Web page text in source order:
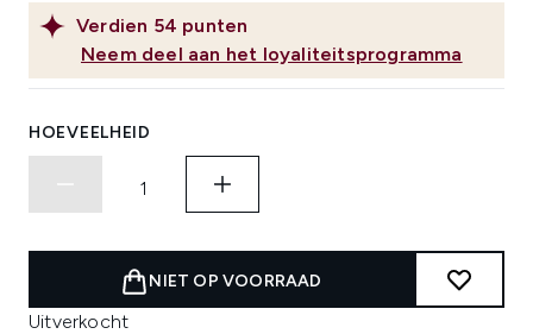
Verdien 54 punten
Neem deel aan het loyaliteitsprogramma
HOEVEELHEID
NIET OP VOORRAAD
Uitverkocht